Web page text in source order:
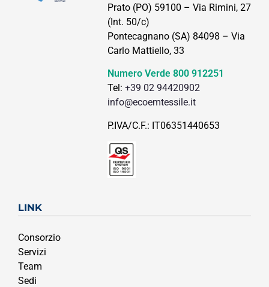
Prato (PO) 59100 – Via Rimini, 27
(Int. 50/c)
Pontecagnano (SA) 84098 – Via
Carlo Mattiello, 33
Numero Verde 800 912251
Tel: +39 02 94420902
info@ecoemtessile.it
P.IVA/C.F.: IT06351440653
LINK
Consorzio
Servizi
Team
Sedi